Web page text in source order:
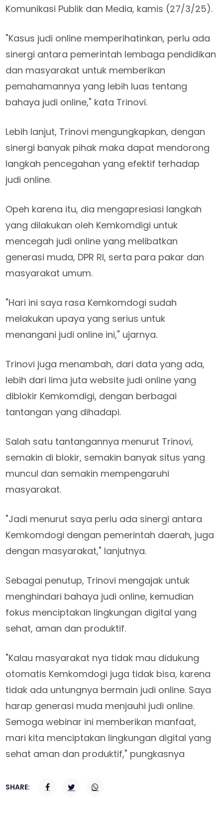
Komunikasi Publik dan Media, kamis (27/3/25).
"Kasus judi online memperihatinkan, perlu ada
sinergi antara pemerintah lembaga pendidikan
dan masyarakat untuk memberikan
pemahamannya yang lebih luas tentang
bahaya judi online," kata Trinovi.
Lebih lanjut, Trinovi mengungkapkan, dengan
sinergi banyak pihak maka dapat mendorong
langkah pencegahan yang efektif terhadap
judi online.
Opeh karena itu, dia mengapresiasi langkah
yang dilakukan oleh Kemkomdigi untuk
mencegah judi online yang melibatkan
generasi muda, DPR RI, serta para pakar dan
masyarakat umum.
"Hari ini saya rasa Kemkomdogi sudah
melakukan upaya yang serius untuk
menangani judi online ini," ujarnya.
Trinovi juga menambah, dari data yang ada,
lebih dari lima juta website judi online yang
diblokir Kemkomdigi, dengan berbagai
tantangan yang dihadapi.
Salah satu tantangannya menurut Trinovi,
semakin di blokir, semakin banyak situs yang
muncul dan semakin mempengaruhi
masyarakat.
"Jadi menurut saya perlu ada sinergi antara
Kemkomdogi dengan pemerintah daerah, juga
dengan masyarakat," lanjutnya.
Sebagai penutup, Trinovi mengajak untuk
menghindari bahaya judi online, kemudian
fokus menciptakan lingkungan digital yang
sehat, aman dan produktif.
"Kalau masyarakat nya tidak mau didukung
otomatis Kemkomdogi juga tidak bisa, karena
tidak ada untungnya bermain judi online. Saya
harap generasi muda menjauhi judi online.
Semoga webinar ini memberikan manfaat,
mari kita menciptakan lingkungan digital yang
sehat aman dan produktif," pungkasnya
SHARE: